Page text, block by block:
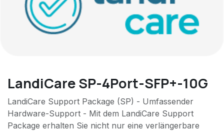
LandiCare SP-4Port-SFP+-10G
LandiCare Support Package (SP) - Umfassender
Hardware-Support - Mit dem LandiCare Support
Package erhalten Sie nicht nur eine verlängerbare